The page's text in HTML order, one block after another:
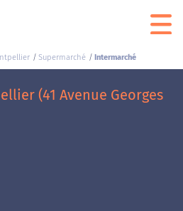
Supermarché Intermarché
(41 Avenue Georges